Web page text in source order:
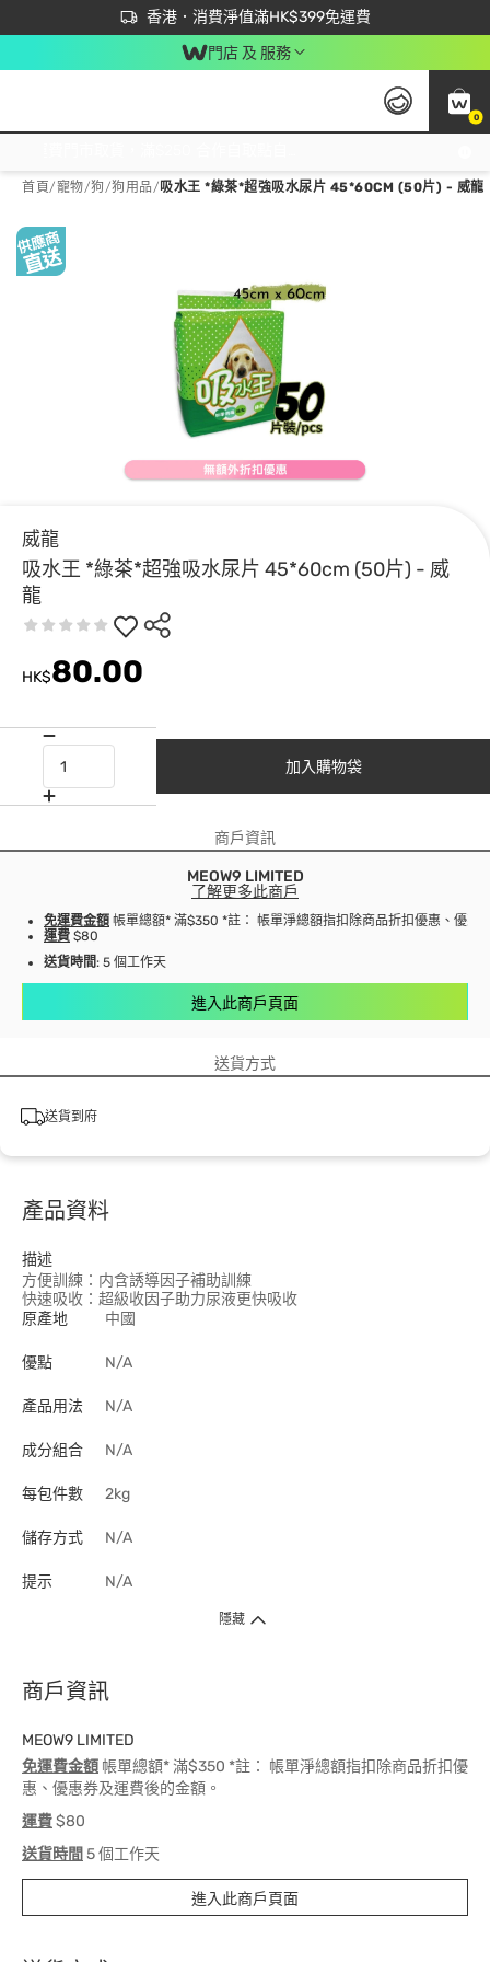
香港．消費淨值滿HK$399免運費
立即成為易賞錢會員盡享獨家優惠
首次APP下單買滿$450 輸入 NEWAPP 即減$50
門店 及 服務
0
首頁/寵物/狗/狗用品/吸水王 *綠茶*超強吸水尿片 45*60CM (50片) - 威龍
威龍
吸水王 *綠茶*超強吸水尿片 45*60cm (50片) - 威
龍
HK$80.00
加入購物袋
商戶資訊
MEOW9 LIMITED
了解更多此商戶
免運費金額 帳單總額* 滿$350 *註： 帳單淨總額指扣除商品折扣優惠、優惠
運費 $80
送貨時間: 5 個工作天
進入此商戶頁面
送貨方式
送貨到府
產品資料
描述
方便訓練：内含誘導因子補助訓練
快速吸收：超級收因子助力尿液更快吸收
原產地
中國
優點 N/A
產品用法 N/A
成分組合 N/A
每包件數 2kg
儲存方式 N/A
提示 N/A
隱藏
商戶資訊
MEOW9 LIMITED
免運費金額 帳單總額* 滿$350 *註： 帳單淨總額指扣除商品折扣優
惠、優惠券及運費後的金額。
運費$80
送貨時間 5 個工作天
進入此商戶頁面